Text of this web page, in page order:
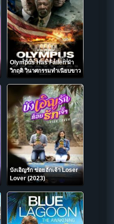
Olympus Has Fallen ฝ่า
วิกฤติ วินาศกรรมทำเนียบขาว
(2013)
บังเอิญรัก ข่อยฮักเจ้า Loser
Lover (2023)